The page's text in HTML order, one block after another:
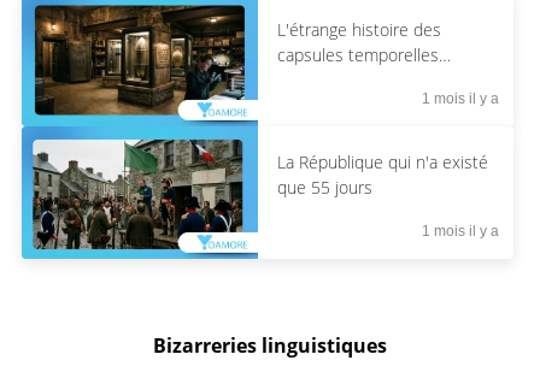
L'étrange histoire des
capsules temporelles
1 mois il y a
La République qui n'a existé
que 55 jours
1 mois il y a
Bizarreries linguistiques